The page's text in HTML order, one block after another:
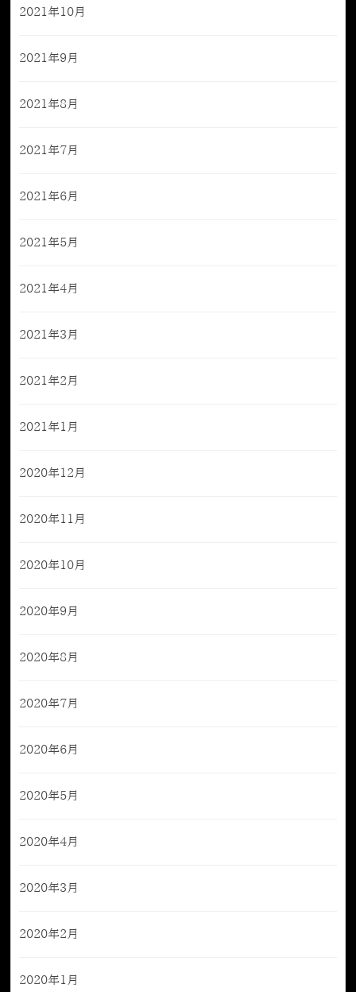
2021年10月
2021年9月
2021年8月
2021年7月
2021年6月
2021年5月
2021年4月
2021年3月
2021年2月
2021年1月
2020年12月
2020年11月
2020年10月
2020年9月
2020年8月
2020年7月
2020年6月
2020年5月
2020年4月
2020年3月
2020年2月
2020年1月